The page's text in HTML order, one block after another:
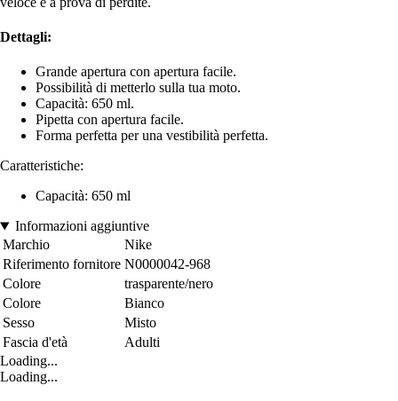
Dettagli:
Grande apertura con apertura facile.
Possibilità di metterlo sulla tua moto.
Capacità: 650 ml.
Pipetta con apertura facile.
Forma perfetta per una vestibilità perfetta.
Caratteristiche:
Capacità: 650 ml
Informazioni aggiuntive
Marchio
Nike
Riferimento fornitore N0000042-968
Colore
trasparente/nero
Colore
Bianco
Sesso
Misto
Fascia d'età
Adulti
Loading...
Loading...